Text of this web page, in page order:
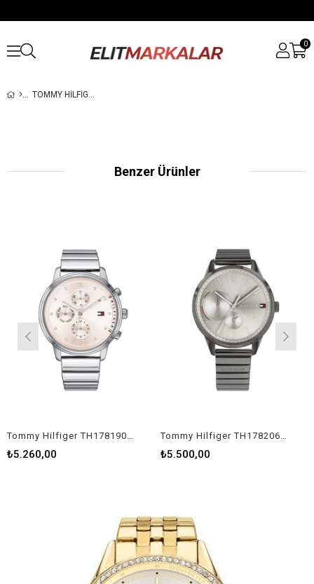
0
TOMMY HILFIGER TH1781977 BAYAN KOL SAATI
Benzer Ürünler
Tommy Hilfiger TH1781904 Bayan Kol Saati Tommy Hilfiger TH1782062 Bayan Kol Saati
₺5.500,00